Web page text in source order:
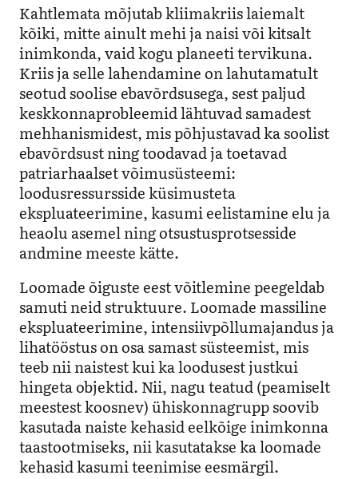
Kahtlemata mõjutab kliimakriis laiemalt
kõiki, mitte ainult mehi ja naisi või kitsalt
inimkonda, vaid kogu planeeti tervikuna.
Kriis ja selle lahendamine on lahutamatult
seotud soolise ebavõrdsusega, sest paljud
keskkonnaprobleemid lähtuvad samadest
mehhanismidest, mis põhjustavad ka soolist
ebavõrdsust ning toodavad ja toetavad
patriarhaalset võimusüsteemi:
loodusressursside küsimusteta
ekspluateerimine, kasumi eelistamine elu ja
heaolu asemel ning otsustusprotsesside
andmine meeste kätte.
Loomade õiguste eest võitlemine peegeldab
samuti neid struktuure. Loomade massiline
ekspluateerimine, intensiivpõllumajandus ja
lihatööstus on osa samast süsteemist, mis
teeb nii naistest kui ka loodusest justkui
hingeta objektid. Nii, nagu teatud (peamiselt
meestest koosnev) ühiskonnagrupp soovib
kasutada naiste kehasid eelkõige inimkonna
taastootmiseks, nii kasutatakse ka loomade
kehasid kasumi teenimise eesmärgil.